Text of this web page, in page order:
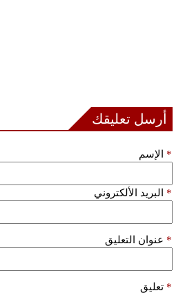
أرسل تعليقك
الإسم *
البريد الألكتروني *
عنوان التعليق *
تعليق *